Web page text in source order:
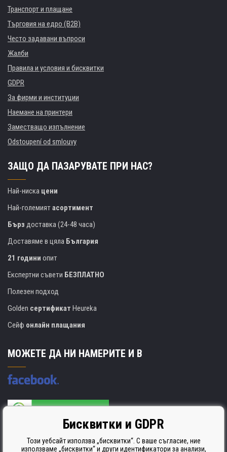
Транспорт и плащане
Търговия на едро (B2B)
Често задавани въпроси
Жалби
Правила и условия и бисквитки
GDPR
За фирми и институции
Наемане на принтери
Заместващо изпълнение
Odstoupení od smlouvy
ЗАЩО ДА ПАЗАРУВАТЕ ПРИ НАС?
Най-ниска цени
Най-големиятасортимент
Бърз доставка (24-48 часа)
Доставяме в цяла България
21 години опит
Експертни съвети БЕЗПЛАТНО
Полезен подход
Golden сертификат Heureka
Сейф онлайн плащания
МОЖЕТЕ ДА НИ НАМЕРИТЕ И В
Производителят на касети е сертифициран
ISO 9001. ISO 14001 и STMC.
Бисквитки и GDPR
Този уебсайт използва „бисквитки“. С ваше съгласие, ние
използваме „бисквитки“ и други идентификатори за анализи,